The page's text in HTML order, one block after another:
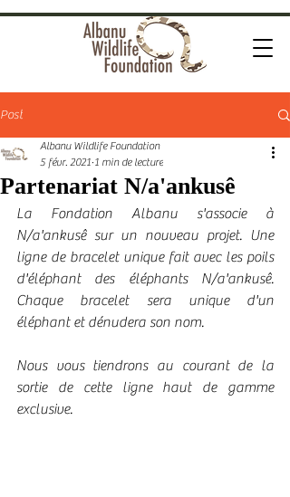
Post
Partenariat N/a'ankusê
Albanu Wildlife Foundation
5 févr. 2021 1 min de lecture
La Fondation Albanu s'associe à
N/a'ankusê sur un nouveau projet. Une
ligne de bracelet unique fait avec les poils
d'éléphant des éléphants N/a'ankusê.
Chaque bracelet sera unique d'un
éléphant et dénudera son nom.
Nous vous tiendrons au courant de la
sortie de cette ligne haut de gamme
exclusive.